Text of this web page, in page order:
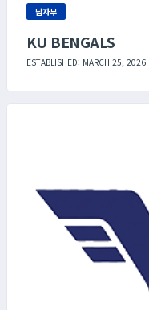
남자부
KU BENGALS
ESTABLISHED: MARCH 25, 2026